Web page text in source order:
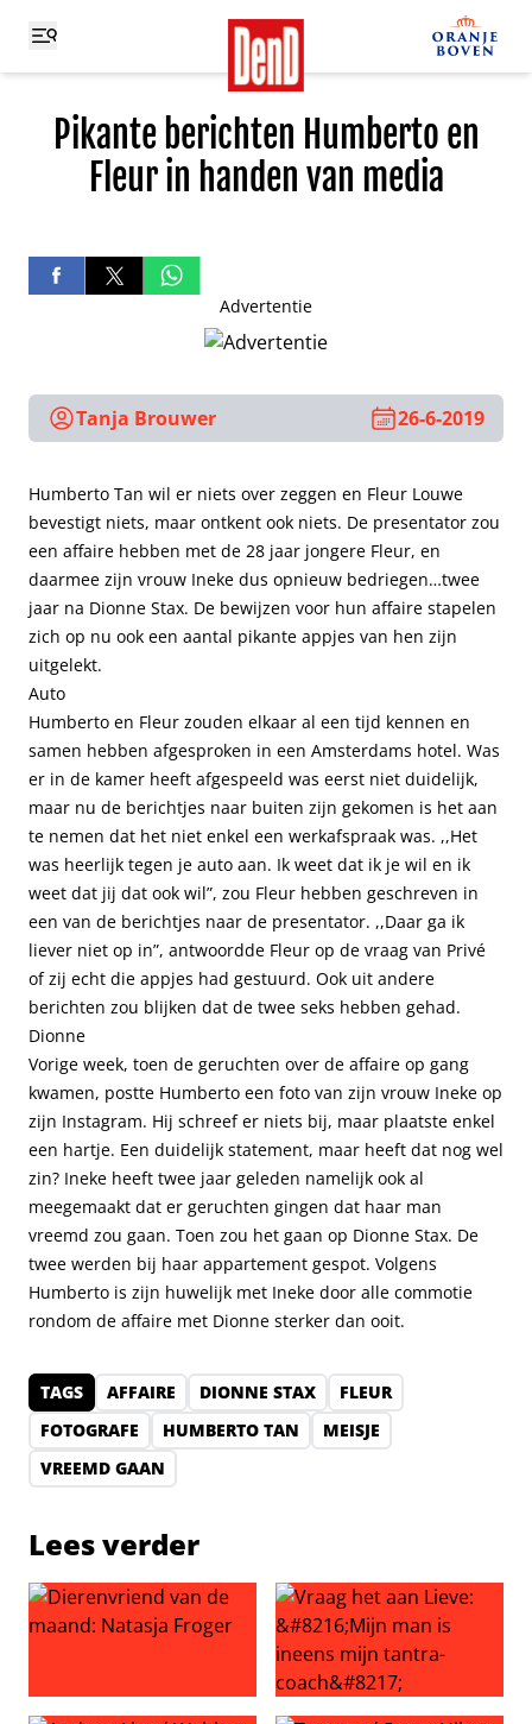
Pikante berichten Humberto en
Fleur in handen van media
Advertentie
Tanja Brouwer 26-6-2019
Humberto Tan wil er niets over zeggen en Fleur Louwe
bevestigt niets, maar ontkent ook niets. De presentator zou
een affaire hebben met de 28 jaar jongere Fleur, en
daarmee zijn vrouw Ineke dus opnieuw bedriegen…twee
jaar na Dionne Stax. De bewijzen voor hun affaire stapelen
zich op nu ook een aantal pikante appjes van hen zijn
uitgelekt.
Auto
Humberto en Fleur zouden elkaar al een tijd kennen en
samen hebben afgesproken in een Amsterdams hotel. Was
er in de kamer heeft afgespeeld was eerst niet duidelijk,
maar nu de berichtjes naar buiten zijn gekomen is het aan
te nemen dat het niet enkel een werkafspraak was. ,,Het
was heerlijk tegen je auto aan. Ik weet dat ik je wil en ik
weet dat jij dat ook wil”, zou Fleur hebben geschreven in
een van de berichtjes naar de presentator. ,,Daar ga ik
liever niet op in”, antwoordde Fleur op de vraag van Privé
of zij echt die appjes had gestuurd. Ook uit andere
berichten zou blijken dat de twee seks hebben gehad.
Dionne
Vorige week, toen de geruchten over de affaire op gang
kwamen, postte Humberto een foto van zijn vrouw Ineke op
zijn Instagram. Hij schreef er niets bij, maar plaatste enkel
een hartje. Een duidelijk statement, maar heeft dat nog wel
zin? Ineke heeft twee jaar geleden namelijk ook al
meegemaakt dat er geruchten gingen dat haar man
vreemd zou gaan. Toen zou het gaan op Dionne Stax. De
twee werden bij haar appartement gespot. Volgens
Humberto is zijn huwelijk met Ineke door alle commotie
rondom de affaire met Dionne sterker dan ooit.
TAGS AFFAIRE DIONNE STAX
FLEUR
FOTOGRAFE
HUMBERTO TAN
MEISJE
VREEMD GAAN
Lees verder
Dierenvriend van de maand: Natasja Froger
Vraag het aan Lieve: ‘Mijn